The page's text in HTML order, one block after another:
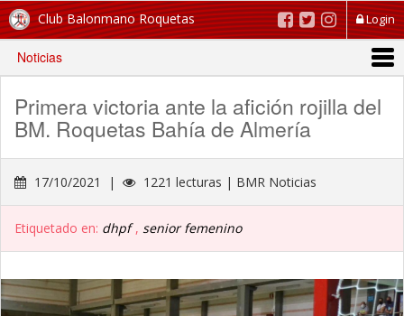
Login
Club Balonmano Roquetas
Noticias
Primera victoria ante la afición rojilla del
BM. Roquetas Bahía de Almería
17/10/2021 | 1221 lecturas | BMR Noticias
Etiquetado en: dhpf , senior femenino